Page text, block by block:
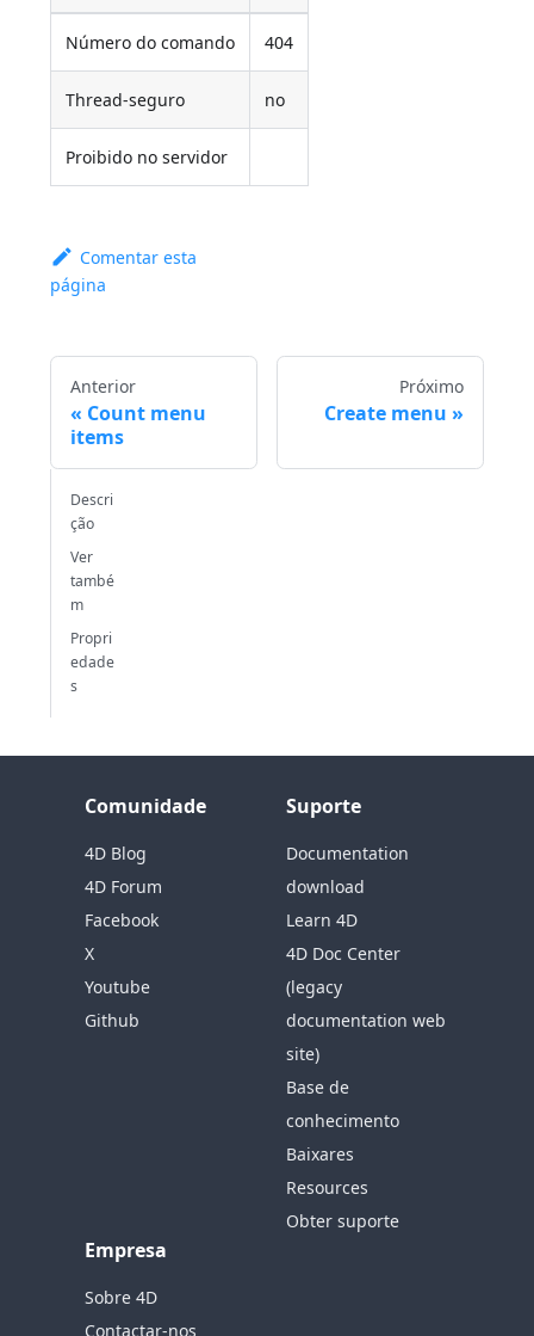
Número do comando 404
Thread-seguro no
Proibido no servidor
Comentar esta
página
Anterior
Count menu
items
Próximo
Create menu
Descri
ção
Ver
també
m
Propri
edade
s
Comunidade
4D Blog
4D Forum
Facebook
X
Youtube
Github
Suporte
Documentation
download
Learn 4D
4D Doc Center
(legacy
documentation web
site)
Base de
conhecimento
Baixares
Resources
Obter suporte
Empresa
Sobre 4D
Contactar-nos